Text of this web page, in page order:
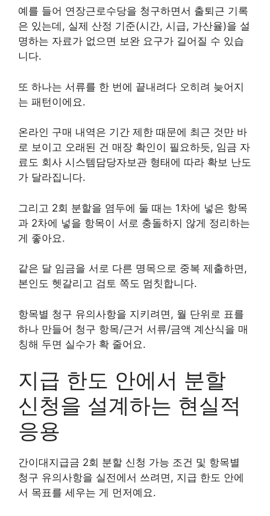
예를 들어 연장근로수당을 청구하면서 출퇴근 기록
은 있는데, 실제 산정 기준(시간, 시급, 가산율)을 설
명하는 자료가 없으면 보완 요구가 길어질 수 있습
니다.
또 하나는 서류를 한 번에 끝내려다 오히려 늦어지
는 패턴이에요.
온라인 구매 내역은 기간 제한 때문에 최근 것만 바
로 보이고 오래된 건 매장 확인이 필요하듯, 임금 자
료도 회사 시스템담당자보관 형태에 따라 확보 난도
가 달라집니다.
그리고 2회 분할을 염두에 둘 때는 1차에 넣은 항목
과 2차에 넣을 항목이 서로 충돌하지 않게 정리하는
게 좋아요.
같은 달 임금을 서로 다른 명목으로 중복 제출하면,
본인도 헷갈리고 검토 쪽도 멈칫합니다.
항목별 청구 유의사항을 지키려면, 월 단위로 표를
하나 만들어 청구 항목/근거 서류/금액 계산식을 매
칭해 두면 실수가 확 줄어요.
지급 한도 안에서 분할
신청을 설계하는 현실적
응용
간이대지급금 2회 분할 신청 가능 조건 및 항목별
청구 유의사항을 실전에서 쓰려면, 지급 한도 안에
서 목표를 세우는 게 먼저예요.